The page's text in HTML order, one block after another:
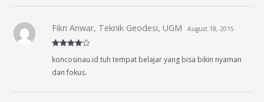
out of 5
Fikri Anwar, Teknik Geodesi, UGM August 18, 2015
koncosinau.id tuh tempat belajar yang bisa bikin nyaman
dan fokus.